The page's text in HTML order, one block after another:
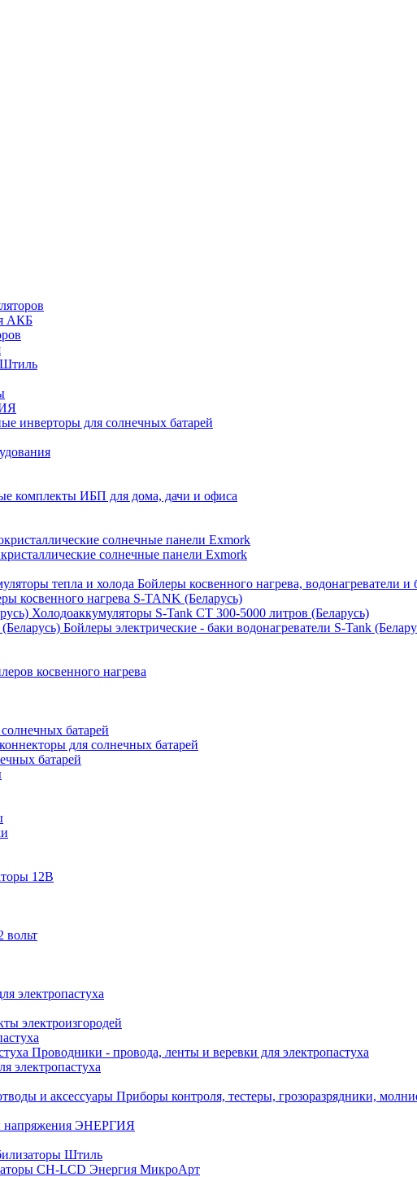
АКБ
инверторы для солнечных батарей
комплекты ИБП для дома, дачи и офиса
солнечные панели Exmork
солнечные панели Exmork
Бойлеры косвенного нагрева, водонагреватели
косвенного нагрева S-TANK (Беларусь)
Холодоаккумуляторы S-Tank СТ 300-5000 литров (Беларусь)
Бойлеры электрические - баки водонагреватели S-Tank
косвенного нагрева
батарей
для солнечных батарей
батарей
12В
вольт
электропастуха
электроизгородей
Проводники - провода, ленты и веревки для электропастуха
электропастуха
Приборы контроля, тестеры, грозоразрядники,
напряжения ЭНЕРГИЯ
Штиль
СН-LCD Энepгия МикроАрт